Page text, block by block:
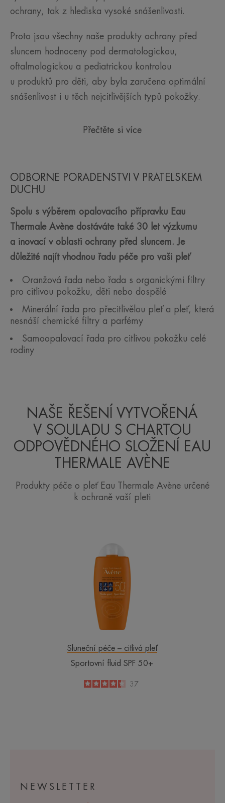
ochrany, tak z hlediska vysoké snášenlivosti.
Proto jsou všechny naše produkty ochrany před
sluncem hodnoceny pod dermatologickou,
oftalmologickou a pediatrickou kontrolou
u produktů pro děti, aby byla zaručena optimální
snášenlivost i u těch nejcitlivějších typů pokožky.
Přečtěte si více
ODBORNÉ PORADENSTVÍ V PŘÁTELSKÉM
DUCHU
Spolu s výběrem opalovacího přípravku Eau
Thermale Avène dostáváte také 30 let výzkumu
a inovací v oblasti ochrany před sluncem. Je
důležité najít vhodnou řadu péče pro vaši pleť
Oranžová řada nebo řada s organickými filtry
pro citlivou pokožku, děti nebo dospělé
Minerální řada pro přecitlivělou pleť a pleť, která
nesnáší chemické filtry a parfémy
Samoopalovací řada pro citlivou pokožku celé
rodiny
NAŠE ŘEŠENÍ VYTVOŘENÁ
V SOULADU S CHARTOU
ODPOVĚDNÉHO SLOŽENÍ EAU
THERMALE AVÈNE
Produkty péče o pleť Eau Thermale Avène určené
k ochraně vaší pleti
fluid
50+
Sluneční péče – citlivá pleť
Sportovní fluid SPF 50+
4.4
/
5
37
NEWSLETTER